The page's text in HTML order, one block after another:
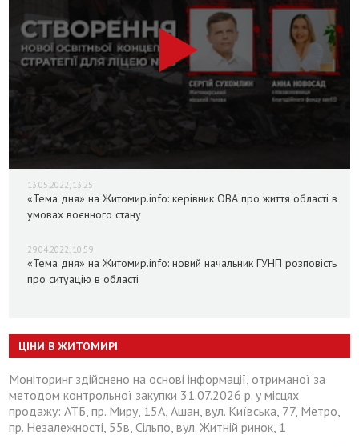
13.05.2022, 13:25
«Тема дня» на Житомир.info: керівник ОВА про життя області в
умовах воєнного стану
29.04.2022, 10:59
«Тема дня» на Житомир.info: новий начальник ГУНП розповість
про ситуацію в області
ЦІНИ В ЖИТОМИРІ
Моніторинг здійснено на основі інформації, отриманої за
методом контрольної закупки 31.07.2026 р. у місцях
продажу: АТБ, пр. Миру, 15А, Ашан, вул. Київська, 77, Метро,
пр. Незалежності, 55в, Сільпо, вул. Житній ринок, 1